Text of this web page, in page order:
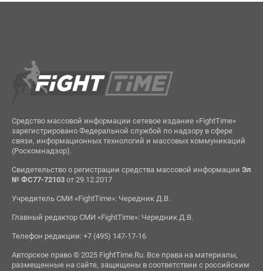
Средство массовой информации сетевое издание «FightTime»
зарегистрировано Федеральной службой по надзору в сфере
связи, информационных технологий и массовых коммуникаций
(Роскомнадзор).
Свидетельство о регистрации средства массовой информации Эл
№ ФС77-72103от 29.12.2017
Учредитель СМИ «FightTime»: Чередник Д.В.
Главный редактор СМИ «FightTime»: Чередник Д.В.
Телефон редакции: +7 (495) 147-17-16
Авторское право © 2025 FightTime.Ru. Все права на материалы,
размещенные на сайте, защищены в соответствии с российским